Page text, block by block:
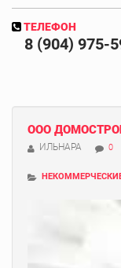
ТЕЛЕФОН
8 (904) 975-
ООО
ИЛЬНАРА 0